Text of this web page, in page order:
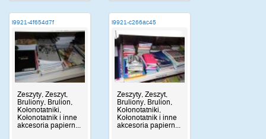
i9921-4f654d7f
Zeszyty, Zeszyt,
Bruliony, Brulion,
Kołonotatniki,
Kołonotatnik i inne
akcesoria papiern...
i9921-c266ac45
Zeszyty, Zeszyt,
Bruliony, Brulion,
Kołonotatniki,
Kołonotatnik i inne
akcesoria papiern...